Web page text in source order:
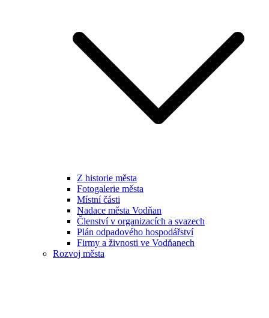
Z historie města
Fotogalerie města
Místní části
Nadace města Vodňan
Členství v organizacích a svazech
Plán odpadového hospodářství
Firmy a živnosti ve Vodňanech
Rozvoj města